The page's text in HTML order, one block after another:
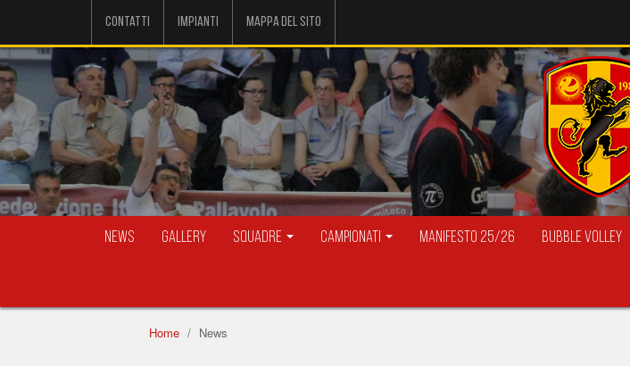
Contatti Impianti Mappa del sito
News Gallery Squadre Campionati Manifesto 25/26 Bubble Volley
Home News